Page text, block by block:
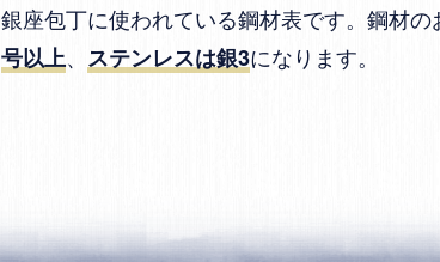
銀座包丁に使われている鋼材表です。鋼材の
号以上、 ステンレスは銀3になります。